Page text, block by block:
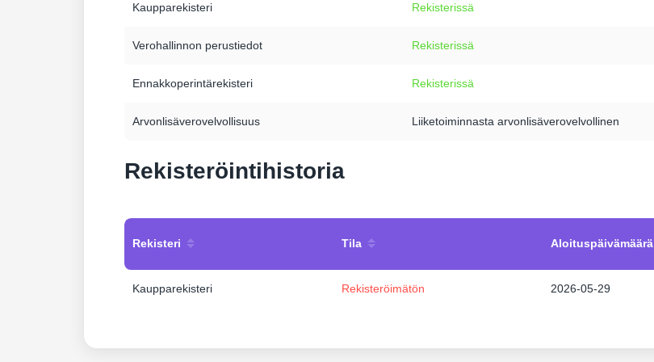
Kaupparekisteri Rekisterissä
Verohallinnon perustiedot Rekisterissä
Ennakkoperintärekisteri Rekisterissä
Arvonlisäverovelvollisuus Liiketoiminnasta arvonlisäverovelvollinen
Rekisteröintihistoria
Rekisteri Tila Aloituspäivämäärä
Kaupparekisteri Rekisteröimätön 2026-05-29